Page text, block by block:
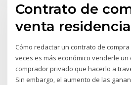
Contrato de
venta
Cómo redactar un contrato de
veces es más económico venderle un
comprador privado que hacerlo a
Sin embargo, el aumento de las